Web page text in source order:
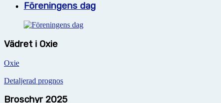
Föreningens dag
Vädret i Oxie
Oxie
Detaljerad prognos
Broschyr 2025